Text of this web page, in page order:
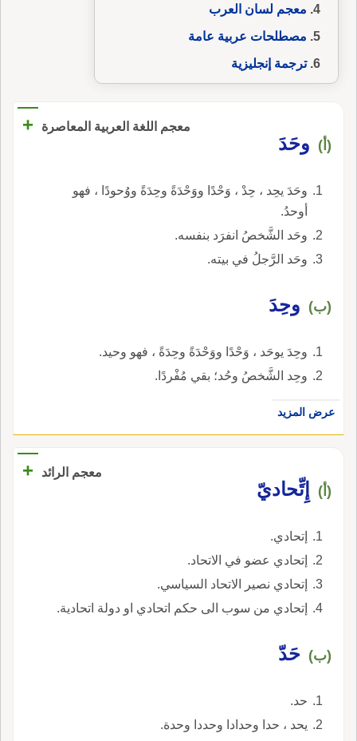
معجم لسان العرب
مصطلحات عربية عامة
ترجمة إنجليزية
معجم اللغة العربية المعاصرة +
(أ) وحَدَ
وحَدَ يحِد ، حِدْ ، وَحْدًا ووَحْدَةً وحِدَةً ووُحودًا ، فهو
أوحدُ.
وحَد الشَّخصُ انفرَد بنفسه.
وحَد الرَّجلُ في بيته.
(ب) وحِدَ
وحِدَ يوحَد ، وَحْدًا ووَحْدَةً وحِدَةً ، فهو وحيد.
وحِد الشَّخصُ وحُد؛ بقي مُفْردًا.
عرض المزيد
معجم الرائد +
(أ) إِتِّحاديّ
إتحادي.
إتحادي عضو في الاتحاد.
إتحادي نصير الاتحاد السياسي.
إتحادي من سوب الى حكم اتحادي او دولة اتحادية.
(ب) حَدّ
حد.
يحد ، حدا وحدادا وحددا وحدة.